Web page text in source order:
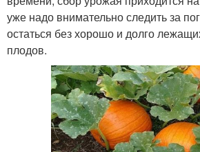
уже надо внимательно следить за
остаться без хорошо и долго
плодов.